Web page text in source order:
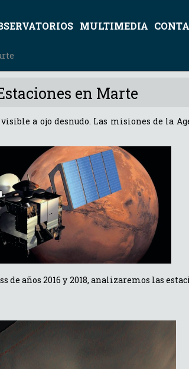
MULTIMEDIA
en Marte
a ojo desnudo. Las misiones de la
años 2016 y 2018, analizaremos las